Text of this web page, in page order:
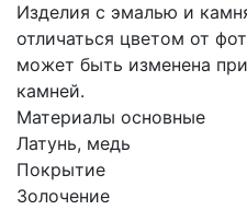
Изделия с эмалью и
отличаться цветом от
может быть изменена
камней.
Материалы основные
Латунь, медь
Покрытие
Золочение